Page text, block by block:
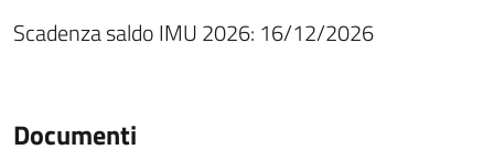
Scadenza saldo IMU 2026: 16/12/2026
Documenti